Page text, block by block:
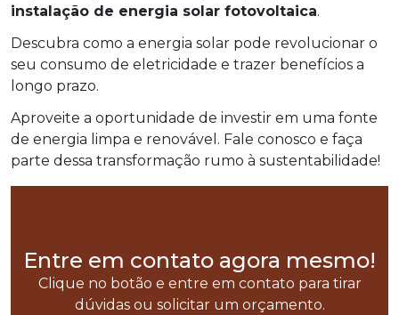
instalação de energia solar fotovoltaica.
Descubra como a energia solar pode revolucionar o
seu consumo de eletricidade e trazer benefícios a
longo prazo.
Aproveite a oportunidade de investir em uma fonte
de energia limpa e renovável. Fale conosco e faça
parte dessa transformação rumo à sustentabilidade!
Entre em contato agora mesmo!
Clique no botão e entre em contato para tirar
dúvidas ou solicitar um orçamento.